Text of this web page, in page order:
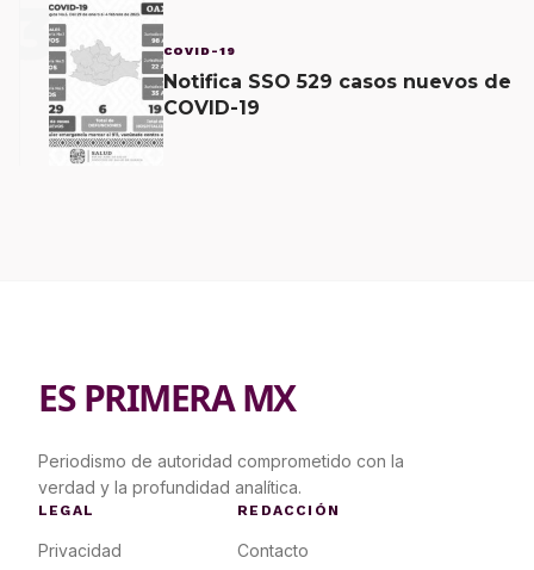
3 COVID-19
Notifica SSO 529 casos nuevos de
COVID-19
ES PRIMERA MX
Periodismo de autoridad comprometido con la
verdad y la profundidad analítica.
LEGAL
Privacidad
REDACCIÓN
Contacto